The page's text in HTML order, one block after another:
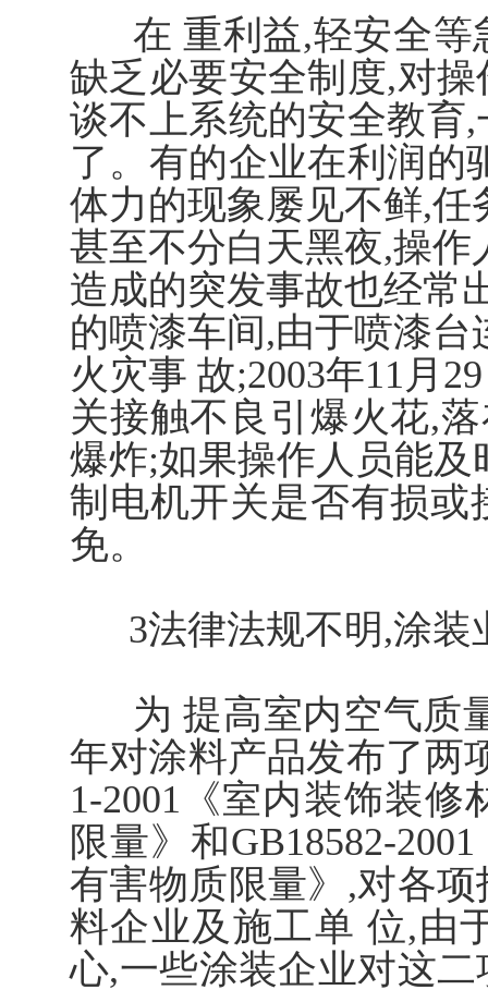
在 重利益,轻安全等
缺乏必要安全制度,对
谈不上系统的安全教育
了。有的企业在利润的
体力的现象屡见不鲜,
甚至不分白天黑夜,操
造成的突发事故也经常
的喷漆车间,由于喷漆
火灾事 故;2003年11月
关接触不良引爆火花,
爆炸;如果操作人员能
制电机开关是否有损或
免。
3法律法规不明,涂装
为 提高室内空气质
年对涂料产品发布了两
1-2001《室内装饰装
限量》和GB18582-
有害物质限量》,对各
料企业及施工单 位,由
心,一些涂装企业对这